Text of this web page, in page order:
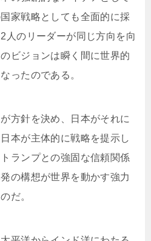
家戦略としても全面的に採
人のリーダーが同じ方向を向
ビジョンは瞬く間に世界的
ったのである。
方針を決め、日本がそれに
本が主体的に戦略を提示し
ランプとの強固な信頼関係
の構想が世界を動かす強力
だ。